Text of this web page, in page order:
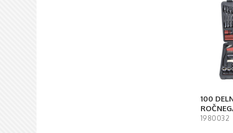
100
1980032